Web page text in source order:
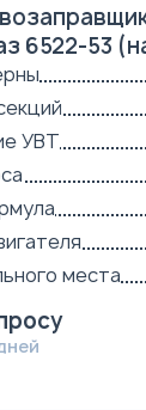
6522-53
УВТ
места